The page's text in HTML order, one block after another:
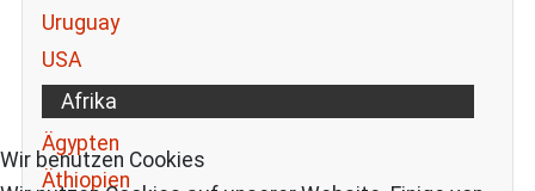
Uruguay
USA
Afrika
Ägypten
Äthiopien
Wir benutzen Cookies